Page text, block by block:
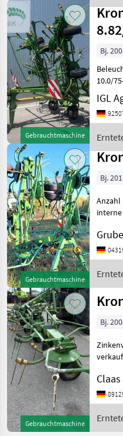
Krone
/
Gebrauchtmaschine
Bj.
10.0/75-
Kreisel: 8,
IGL
/
Gebrauchtmaschine
Bj.
Anzahl
interne
- auf
-
Kreisel
/
Gebrauchtmaschine
Bj.
Mängel
vorhanden,
/